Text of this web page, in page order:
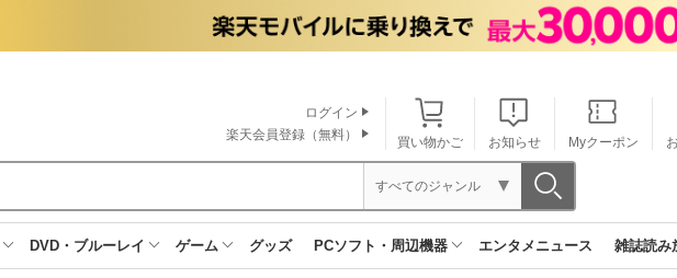
買い物かご お知らせ Myクーポン
ログイン
楽天会員登録（無料）
すべてのジャンル
DVD・ブルーレイ ゲーム グッズ PCソフト・周辺機器 エンタメニュース 雑誌読み